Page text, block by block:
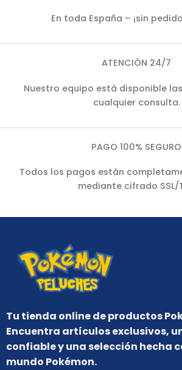
En toda España – ¡sin
ATENCIÓN 24/7
Nuestro equipo está disponible
cualquier consulta.
PAGO 100% SEGURO
Todos los pagos están
mediante cifrado SSL/
Tu tienda online de productos
Encuentra artículos exclusivos,
confiable y una selección hecha
mundo Pokémon.